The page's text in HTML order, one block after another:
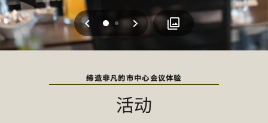
上一页
0 1 下一页
缔造非凡的市中心会议体验
活动